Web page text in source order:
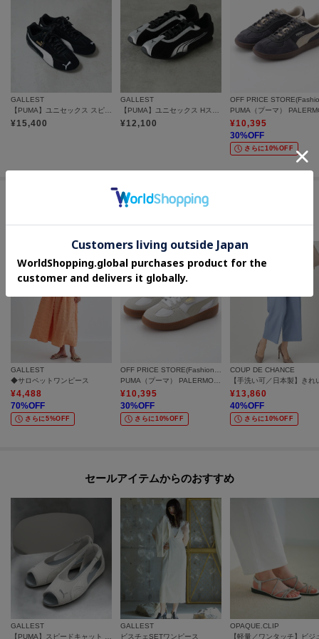
気になるアイテムのページにある「ハートマーク」をクリックして簡単に追
加できます。
登録すると、再入荷通知やお値下げ情報をメルマガにてお知らせします。
マイページにてお気に入り一覧もチェックできます。
＊＊＊＊＊＊＊＊＊＊＊＊＊＊＊＊＊＊＊＊＊＊＊＊＊＊＊＊＊
※照明の関係により、実際よりも色味が違って見える場合があります。ま
た、パソコン・スマートフォンなどの環境により、若干製品と画像のカラー
が異なる場合もございます。
GALLEST
¥15,400
GALLEST
¥12,100 ¥10,395
30%OFF
さらに10%OFF
この商品を見た人はコチラの商品も
GALLEST
◆サロペットワンピース
¥4,488
70%OFF
さらに5%OFF
¥10,395
30%OFF
さらに10%OFF
COUP DE CHANCE
¥13,860
40%OFF
さらに10%OFF
セールアイテムからのおすすめ
GALLEST
GALLEST
ビスチェSETワンピース
OPAQUE.CLIP